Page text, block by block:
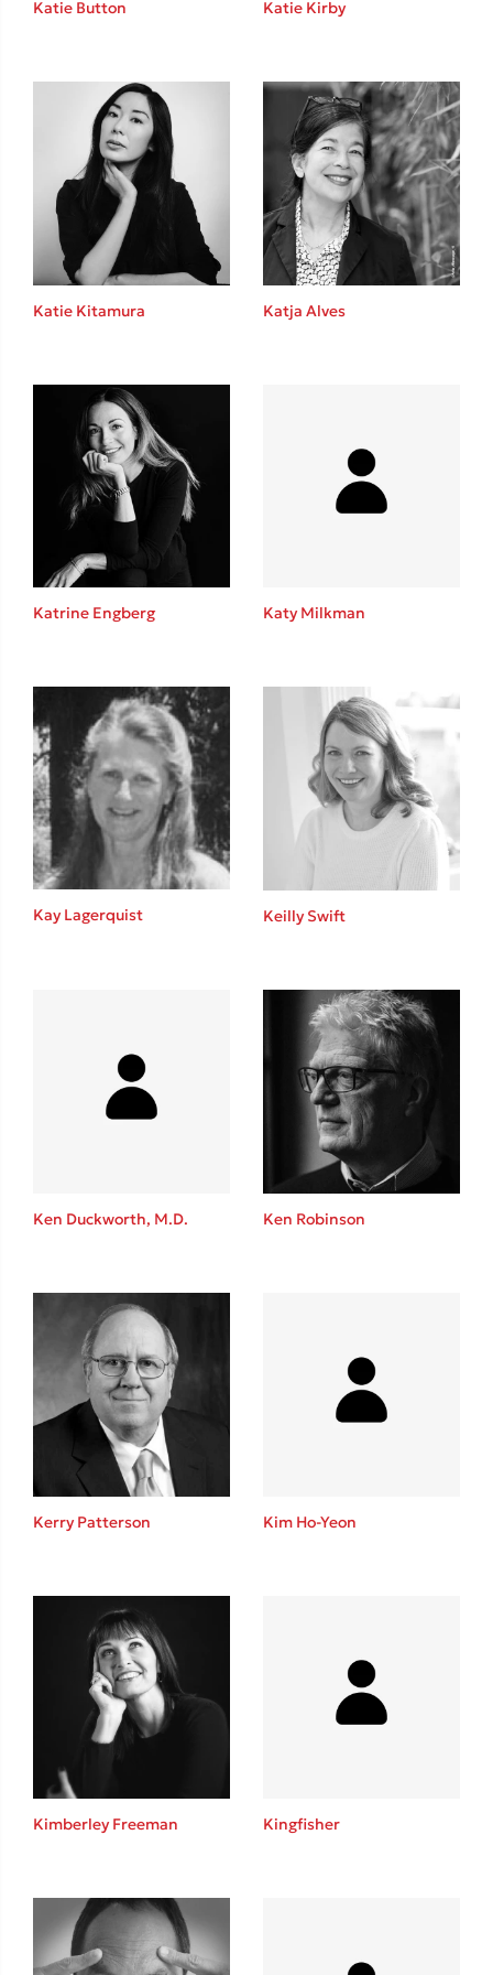
Sebastian Fitzek
Playlist
Στέφανος Ξενάκης
Το λεξικό της ζωής σου
Κώστας Κρομμύδας
Το λιμάνι μου είσαι εσύ
Ένας γίγαντας στο σχολείο
Δανάη Δεληγεώργη
Δημοφιλείς Συγγραφείς
Παύλος Καστανάς
El Sombrero
Freida McFadden
Κατρίνα Τσάνταλη
Lucinda Riley
Katie Button Katie Kirby
Katie Kitamura Katja Alves
Katrine Engberg Katy Milkman
Kay Lagerquist Keilly Swift
Ken Duckworth, M.D. Ken Robinson
Kerry Patterson Kim Ho-Yeon
Kimberley Freeman Kingfisher